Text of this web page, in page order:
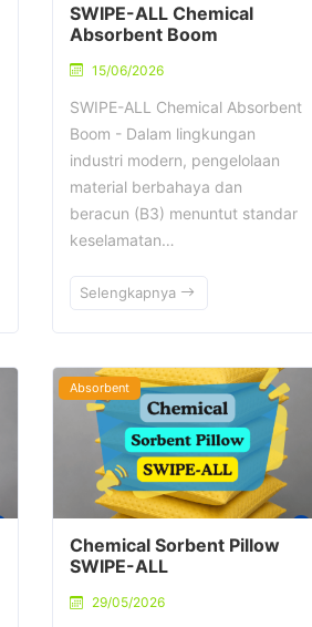
SWIPE-ALL Chemical
Absorbent Boom
15/06/2026
SWIPE-ALL Chemical Absorbent
Boom - Dalam lingkungan
industri modern, pengelolaan
material berbahaya dan
beracun (B3) menuntut standar
keselamatan…
Selengkapnya
Absorbent
Chemical Sorbent Pillow
SWIPE-ALL
29/05/2026